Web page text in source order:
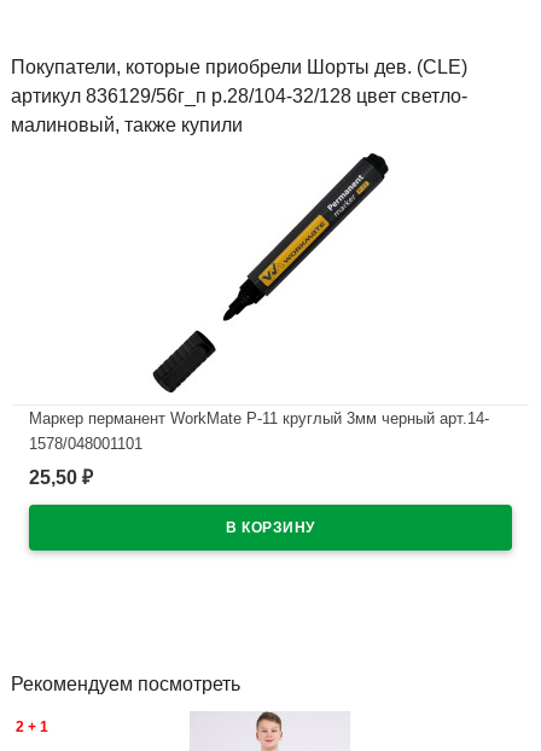
Покупатели, которые приобрели Шорты дев. (CLE)
артикул 836129/56г_п р.28/104-32/128 цвет светло-
малиновый, также купили
Маркер перманент WorkMate Р-11 круглый 3мм черный арт.14-
1578/048001101
В наличии
25,50 ₽
Рекомендуем посмотреть
2 + 1